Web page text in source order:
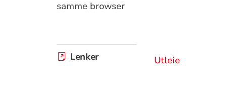
samme browser
Lenker Utleie